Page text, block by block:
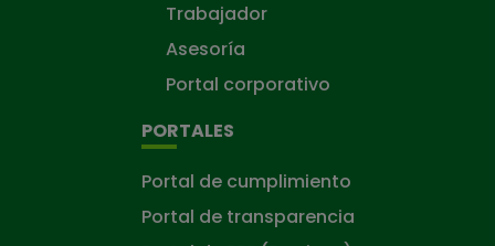
Trabajador
Asesoría
Portal corporativo
PORTALES
Portal de cumplimiento
Portal de transparencia